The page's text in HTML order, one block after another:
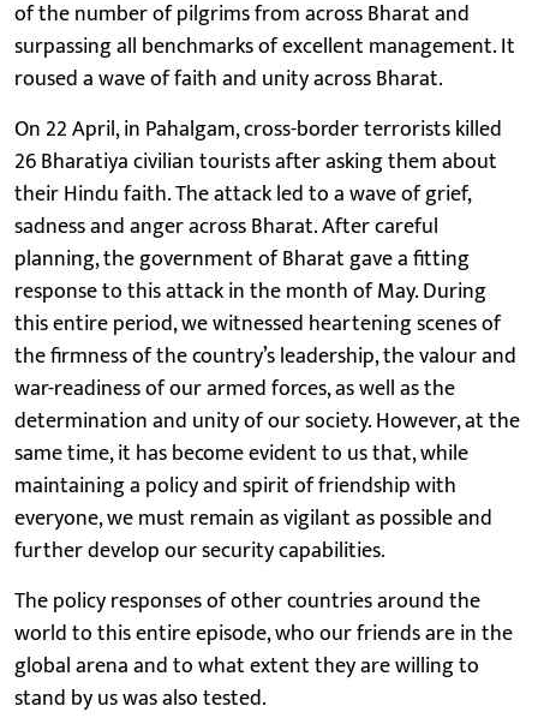
of the number of pilgrims from across Bharat and
surpassing all benchmarks of excellent management. It
roused a wave of faith and unity across Bharat.
On 22 April, in Pahalgam, cross-border terrorists killed
26 Bharatiya civilian tourists after asking them about
their Hindu faith. The attack led to a wave of grief,
sadness and anger across Bharat. After careful
planning, the government of Bharat gave a fitting
response to this attack in the month of May. During
this entire period, we witnessed heartening scenes of
the firmness of the country’s leadership, the valour and
war-readiness of our armed forces, as well as the
determination and unity of our society. However, at the
same time, it has become evident to us that, while
maintaining a policy and spirit of friendship with
everyone, we must remain as vigilant as possible and
further develop our security capabilities.
The policy responses of other countries around the
world to this entire episode, who our friends are in the
global arena and to what extent they are willing to
stand by us was also tested.